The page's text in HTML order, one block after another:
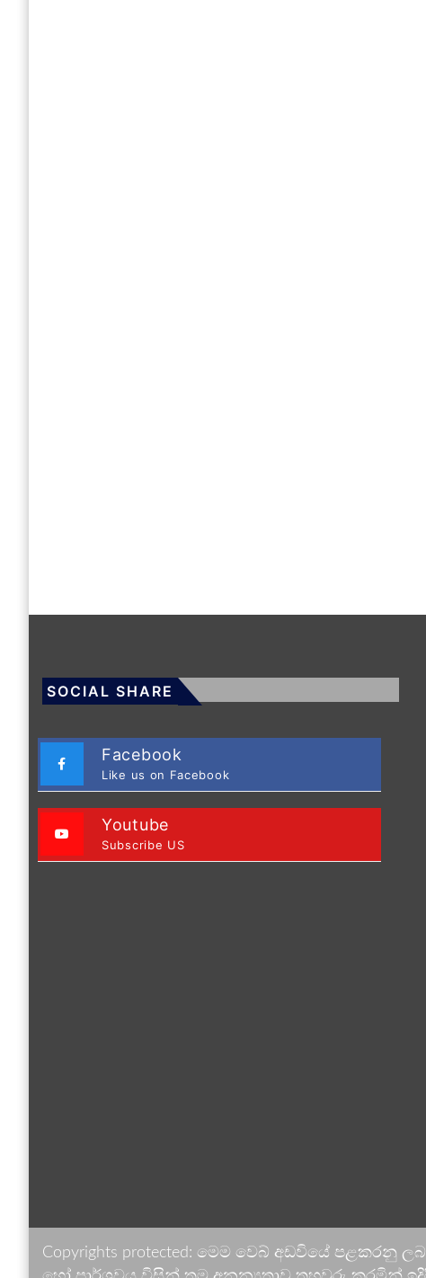
SOCIAL SHARE
Facebook
Like us on Facebook
Youtube
Subscribe US
Copyrights protected: මෙම වෙබ් අඩවියේ